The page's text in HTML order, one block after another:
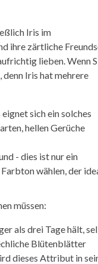
Iris im
ihre zärtliche
lieben. Wenn
Iris hat mehrere
sich ein solches
hellen Gerüche
- dies ist nur ein
wählen, der
müssen:
als drei Tage hält,
Blütenblätter
dieses Attribut in